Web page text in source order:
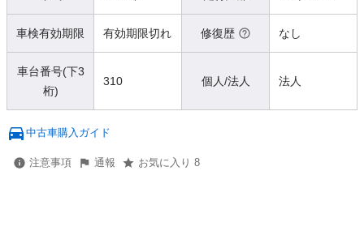
車検有効期限 有効期限切れ 修復歴 なし
車台番号(下3
桁)
310 個人/法人 法人
中古車購入ガイド
注意事項 通報 お気に入り 8